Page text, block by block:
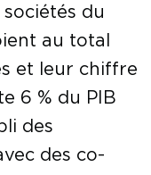
du
au total
et leur chiffre
6 % du PIB
des
des co-